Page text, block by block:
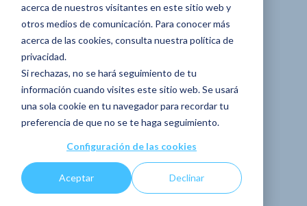
acerca de nuestros visitantes en este sitio web y
otros medios de comunicación. Para conocer más
acerca de las cookies, consulta nuestra política de
privacidad.
Si rechazas, no se hará seguimiento de tu
información cuando visites este sitio web. Se usará
una sola cookie en tu navegador para recordar tu
preferencia de que no se te haga seguimiento.
Configuración de las cookies
Aceptar Declinar
ARTÍCULOS
¿Por qué el evento
interno está en el
corazón de la
comunicación
interna?